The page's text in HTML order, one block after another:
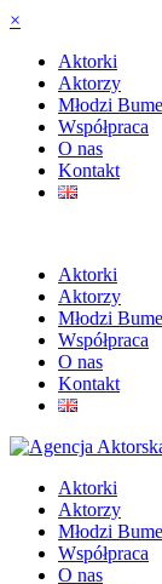
×
Aktorki
Aktorzy
Młodzi
Współpraca
O nas
Kontakt
Aktorki
Aktorzy
Młodzi
Współpraca
O nas
Kontakt
Aktorki
Aktorzy
Młodzi
Współpraca
O nas